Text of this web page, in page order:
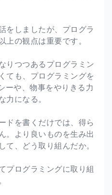
をしましたが、プログラ
上の観点は重要です。
りつつあるプログラミン
ても、プログラミングを
ーや、物事をやりきる力
力になる。
ドを書くだけでは、得ら
。より良いものを生み出
、どう取り組んだか。
プログラミングに取り組